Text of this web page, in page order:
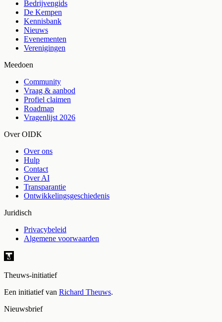
Bedrijvengids
De Kempen
Kennisbank
Nieuws
Evenementen
Verenigingen
Meedoen
Community
Vraag & aanbod
Profiel claimen
Roadmap
Vragenlijst 2026
Over OIDK
Over ons
Hulp
Contact
Over AI
Transparantie
Ontwikkelingsgeschiedenis
Juridisch
Privacybeleid
Algemene voorwaarden
Theuws-initiatief
Een initiatief van Richard Theuws.
Nieuwsbrief